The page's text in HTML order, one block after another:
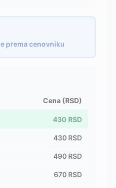
prema cenovniku
Cena (RSD)
430 RSD
430 RSD
490 RSD
670 RSD